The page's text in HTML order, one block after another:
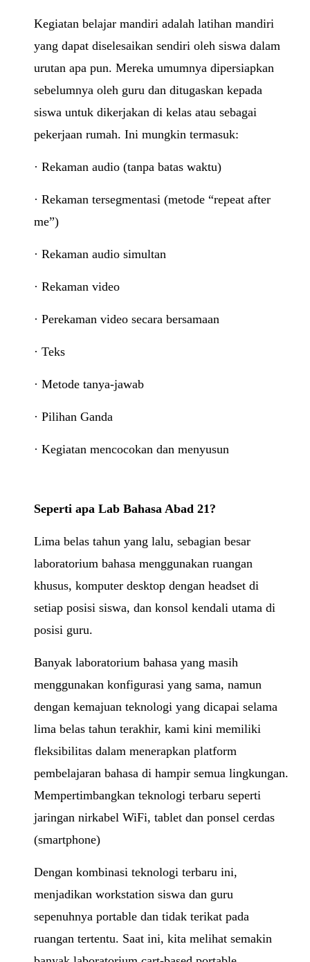
Kegiatan belajar mandiri adalah latihan mandiri
yang dapat diselesaikan sendiri oleh siswa dalam
urutan apa pun. Mereka umumnya dipersiapkan
sebelumnya oleh guru dan ditugaskan kepada
siswa untuk dikerjakan di kelas atau sebagai
pekerjaan rumah. Ini mungkin termasuk:
· Rekaman audio (tanpa batas waktu)
· Rekaman tersegmentasi (metode “repeat after
me”)
· Rekaman audio simultan
· Rekaman video
· Perekaman video secara bersamaan
· Teks
· Metode tanya-jawab
· Pilihan Ganda
· Kegiatan mencocokan dan menyusun
Seperti apa Lab Bahasa Abad 21?
Lima belas tahun yang lalu, sebagian besar
laboratorium bahasa menggunakan ruangan
khusus, komputer desktop dengan headset di
setiap posisi siswa, dan konsol kendali utama di
posisi guru.
Banyak laboratorium bahasa yang masih
menggunakan konfigurasi yang sama, namun
dengan kemajuan teknologi yang dicapai selama
lima belas tahun terakhir, kami kini memiliki
fleksibilitas dalam menerapkan platform
pembelajaran bahasa di hampir semua lingkungan.
Mempertimbangkan teknologi terbaru seperti
jaringan nirkabel WiFi, tablet dan ponsel cerdas
(smartphone)
Dengan kombinasi teknologi terbaru ini,
menjadikan workstation siswa dan guru
sepenuhnya portable dan tidak terikat pada
ruangan tertentu. Saat ini, kita melihat semakin